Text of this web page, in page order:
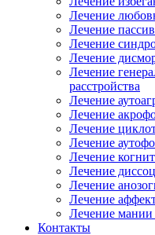
Лечение
Лечение
Лечение
Лечение
Лечение
расстройства
Лечение
Лечение
Лечение
Лечение
Лечение
Лечение
Лечение
Лечение
Лечение мании
Контакты